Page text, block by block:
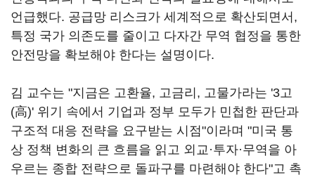
언급했다. 공급망 리스크가 세계적으로 확산되면서,
특정 국가 의존도를 줄이고 다자간 무역 협정을 통한
안전망을 확보해야 한다는 설명이다.
김 교수는 "지금은 고환율, 고금리, 고물가라는 '3고
(高)' 위기 속에서 기업과 정부 모두가 민첩한 판단과
구조적 대응 전략을 요구받는 시점"이라며 "미국 통
상 정책 변화의 큰 흐름을 읽고 외교·투자·무역을 아
우르는 종합 전략으로 돌파구를 마련해야 한다"고 촉